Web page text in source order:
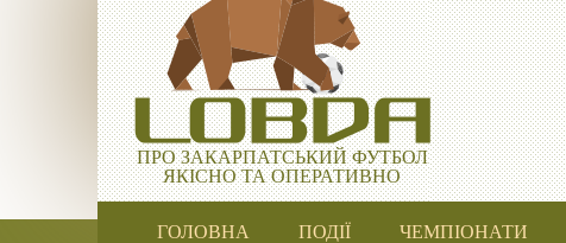
ПРО ЗАКАРПАТСЬКИЙ ФУТБОЛ
ЯКІСНО ТА ОПЕРАТИВНО
ГОЛОВНА ПОДІЇ ЧЕМПІОНАТИ